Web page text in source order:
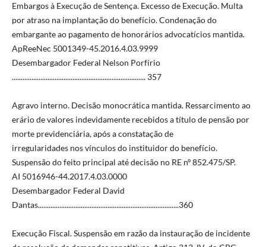
Embargos à Execução de Sentença. Excesso de Execução. Multa
por atraso na implantação do benefício. Condenação do
embargante ao pagamento de honorários advocatícios mantida.
ApReeNec 5001349-45.2016.4.03.9999
Desembargador Federal Nelson Porfírio
........................................................................... 357
Agravo interno. Decisão monocrática mantida. Ressarcimento ao
erário de valores indevidamente recebidos a título de pensão por
morte previdenciária, após a constatação de
irregularidades nos vínculos do instituidor do benefício.
Suspensão do feito principal até decisão no RE nº 852.475/SP.
AI 5016946-44.2017.4.03.0000
Desembargador Federal David
Dantas...............................................................................360
Execução Fiscal. Suspensão em razão da instauração de incidente